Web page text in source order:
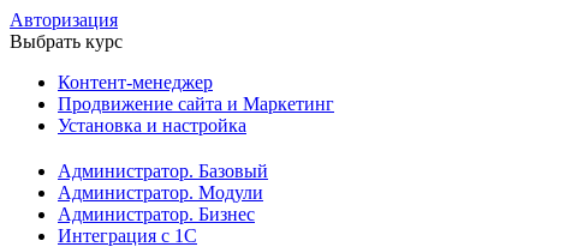
Авторизация
Выбрать курс
Контент-менеджер
Продвижение сайта и Маркетинг
Установка и настройка
Администратор. Базовый
Администратор. Модули
Администратор. Бизнес
Интеграция с 1С